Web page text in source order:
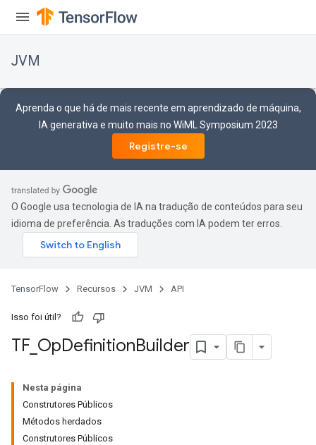
JVM
Aprenda o que há de mais recente em aprendizado de máquina,
IA generativa e muito mais no WiML Symposium 2023
Registre-se
O Google usa tecnologia de IA na tradução de conteúdos para seu
idioma de preferência. As traduções com IA podem ter erros.
TensorFlow Recursos JVM API
Isso foi útil?
TF OpDefinitionBuilder
Nesta página
Construtores Públicos
Métodos herdados
Construtores Públicos